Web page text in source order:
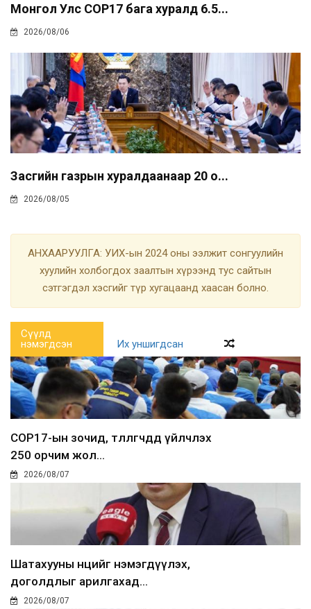
Монгол Улс COP17 бага хуралд 6.5...
2026/08/06
Засгийн газрын хуралдаанаар 20 о...
2026/08/05
АНХААРУУЛГА: УИХ-ын 2024 оны ээлжит сонгуулийн
хуулийн холбогдох заалтын хүрээнд тус сайтын
сэтгэгдэл хэсгийг түр хугацаанд хаасан болно.
Сүүлд
нэмэгдсэн
Их уншигдсан
COP17-ын зочид, төлөөлөгчдөд үйлчлэх
250 орчим жол...
2026/08/07
Шатахууны нөөцийг нэмэгдүүлэх,
доголдлыг арилгахад...
2026/08/07